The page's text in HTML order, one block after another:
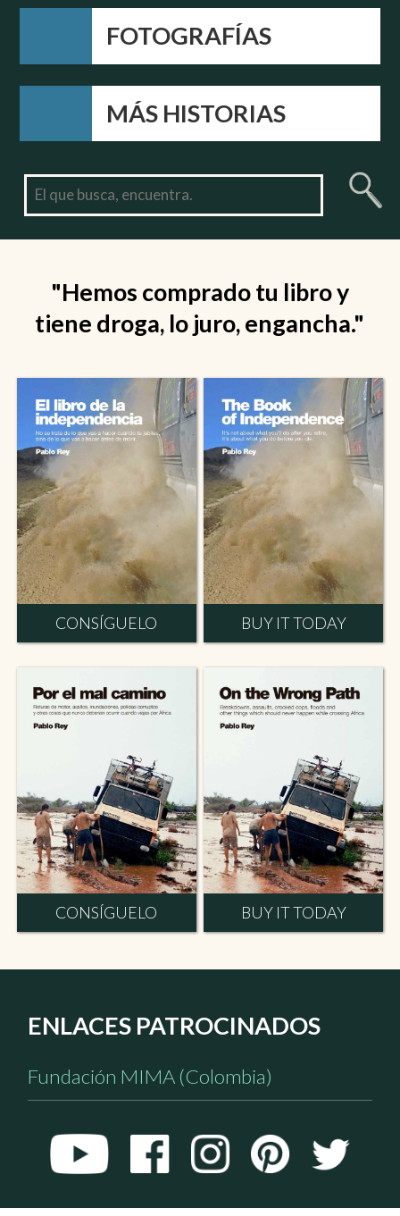
FOTOGRAFÍAS
MÁS HISTORIAS
"Hemos comprado tu libro y
tiene droga, lo juro, engancha."
CONSÍGUELO BUY IT TODAY
CONSÍGUELO BUY IT TODAY
ENLACES PATROCINADOS
Fundación MIMA (Colombia)